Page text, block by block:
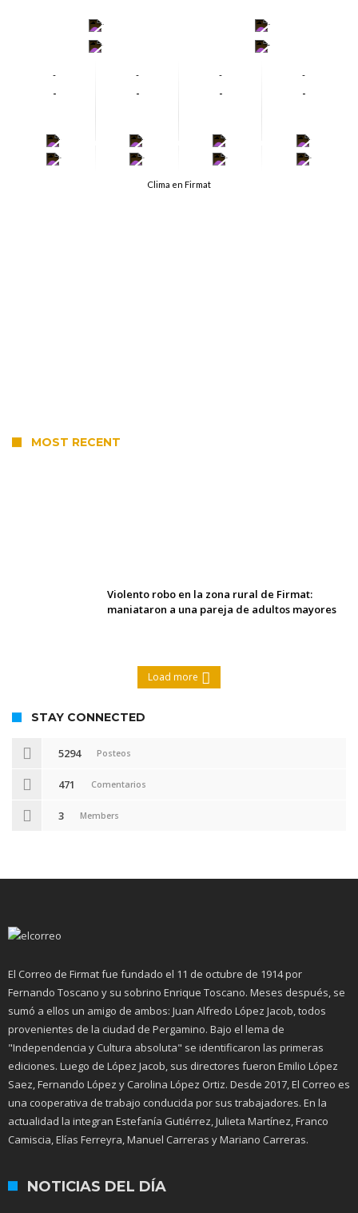
-
-
-
-
-
-
-
-
-
-
-
-
-
-
-
-
-
-
-
-
Clima en Firmat
MOST RECENT
Violento robo en la zona rural de Firmat:
maniataron a una pareja de adultos mayores
Load more
STAY CONNECTED
5294 Posteos
471 Comentarios
3 Members
El Correo de Firmat fue fundado el 11 de octubre de 1914 por
Fernando Toscano y su sobrino Enrique Toscano. Meses después, se
sumó a ellos un amigo de ambos: Juan Alfredo López Jacob, todos
provenientes de la ciudad de Pergamino. Bajo el lema de
"Independencia y Cultura absoluta" se identificaron las primeras
ediciones. Luego de López Jacob, sus directores fueron Emilio López
Saez, Fernando López y Carolina López Ortiz. Desde 2017, El Correo es
una cooperativa de trabajo conducida por sus trabajadores. En la
actualidad la integran Estefanía Gutiérrez, Julieta Martínez, Franco
Camiscia, Elías Ferreyra, Manuel Carreras y Mariano Carreras.
NOTICIAS DEL DÍA